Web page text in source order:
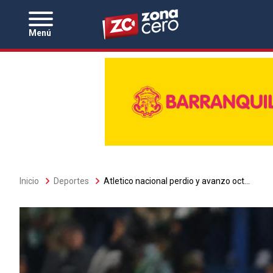
Menú
Zona Cero
Sobrescribir
enlaces
ayuda
la
navegación
Inicio Deportes Atletico nacional perdio y avanzo oct...